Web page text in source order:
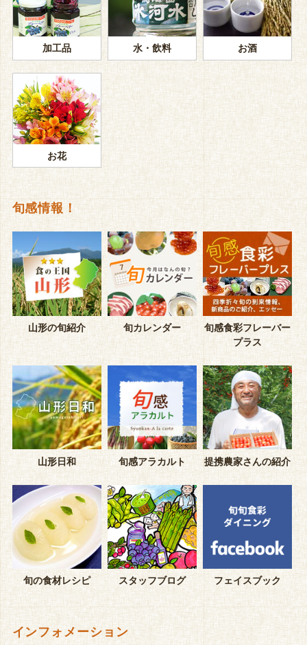
加工品 水・飲料 お酒
お花
旬感情報！
山形の旬紹介 旬カレンダー
旬感食彩フレーバー
プラス
山形日和 旬感アラカルト 提携農家さんの紹介
旬の食材レシピ スタッフブログ フェイスブック
インフォメーション